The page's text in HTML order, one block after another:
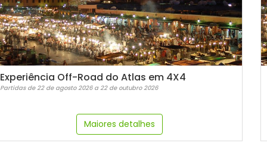
Experiência Off-Road do Atlas em 4X4
Partidas de 22 de agosto 2026 a 22 de outubro 2026
Maiores detalhes